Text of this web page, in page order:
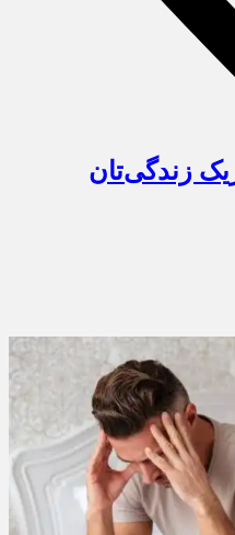
زند‌گی‌تان